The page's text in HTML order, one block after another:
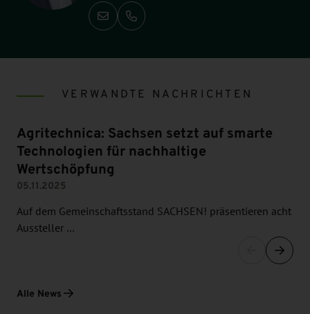
Anrufen: +49-351-2138 131
VERWANDTE NACHRICHTEN
Agritechnica: Sachsen setzt auf smarte
Technologien für nachhaltige
Wertschöpfung
05.11.2025
Auf dem Gemeinschaftsstand SACHSEN! präsentieren acht
Aussteller …
Alle News